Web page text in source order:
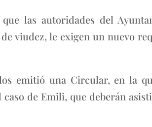
las autoridades del
viudez, le exigen un nuevo
emitió una Circular, en la
de Emili, que deberán